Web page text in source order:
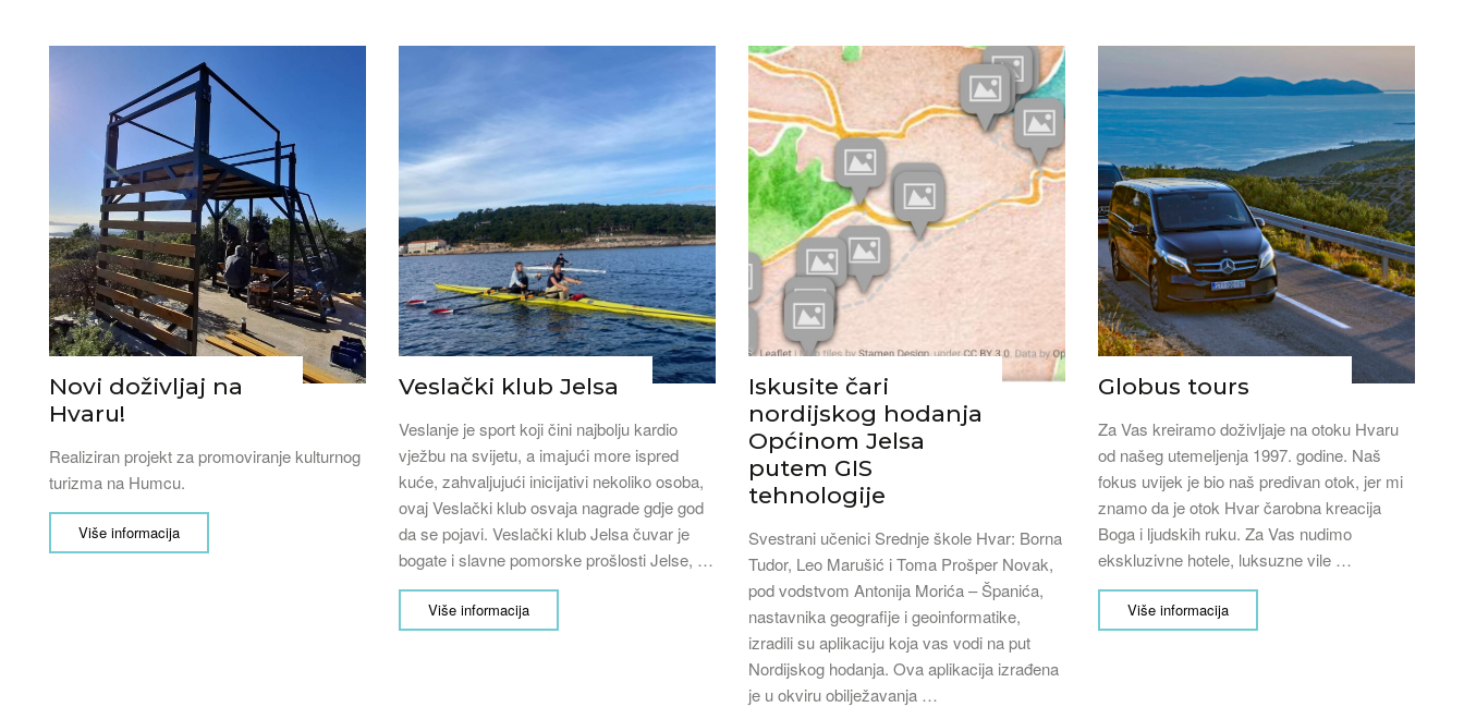
Novi doživljaj na
Hvaru!
Realiziran projekt za promoviranje kulturnog
turizma na Humcu.
Više informacija
Veslački klub Jelsa
Veslanje je sport koji čini najbolju kardio
vježbu na svijetu, a imajući more ispred
kuće, zahvaljujući inicijativi nekoliko osoba,
ovaj Veslački klub osvaja nagrade gdje god
da se pojavi. Veslački klub Jelsa čuvar je
bogate i slavne pomorske prošlosti Jelse, …
Više informacija
Iskusite čari
nordijskog hodanja
Općinom Jelsa
putem GIS
tehnologije
Svestrani učenici Srednje škole Hvar: Borna
Tudor, Leo Marušić i Toma Prošper Novak,
pod vodstvom Antonija Morića – Španića,
nastavnika geografije i geoinformatike,
izradili su aplikaciju koja vas vodi na put
Nordijskog hodanja. Ova aplikacija izrađena
je u okviru obilježavanja …
Globus tours
Za Vas kreiramo doživljaje na otoku Hvaru
od našeg utemeljenja 1997. godine. Naš
fokus uvijek je bio naš predivan otok, jer mi
znamo da je otok Hvar čarobna kreacija
Boga i ljudskih ruku. Za Vas nudimo
ekskluzivne hotele, luksuzne vile …
Više informacija